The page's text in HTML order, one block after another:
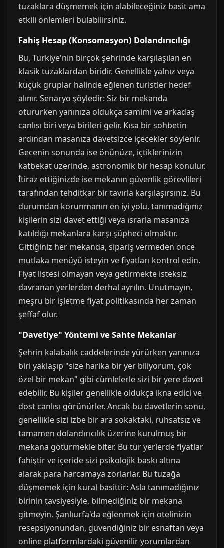
tuzaklara düşmemek için alabileceğiniz basit ama
etkili önlemleri bulabilirsiniz.
Fahiş Hesap (Konsomasyon) Dolandırıcılığı
Bu, Türkiye'nin birçok şehrinde karşılaşılan en
klasik tuzaklardan biridir. Genellikle yalnız veya
küçük gruplar halinde eğlenen turistler hedef
alınır. Senaryo şöyledir: Siz bir mekanda
otururken yanınıza oldukça samimi ve arkadaş
canlısı biri veya birileri gelir. Kısa bir sohbetin
ardından masanıza davetsizce içecekler söylenir.
Gecenin sonunda ise önünüze, içtiklerinizin
katbekat üzerinde, astronomik bir hesap konulur.
İtiraz ettiğinizde ise mekanın güvenlik görevlileri
tarafından tehditkar bir tavırla karşılaşırsınız. Bu
durumdan korunmanın en iyi yolu, tanımadığınız
kişilerin sizi davet ettiği veya ısrarla masanıza
katıldığı mekanlara karşı şüpheci olmaktır.
Gittiğiniz her mekanda, sipariş vermeden önce
mutlaka menüyü isteyin ve fiyatları kontrol edin.
Fiyat listesi olmayan veya getirmekte isteksiz
davranan yerlerden derhal ayrılın. Unutmayın,
meşru bir işletme fiyat politikasında her zaman
şeffaf olur.
"Davetiye" Yöntemi ve Sahte Mekanlar
Şehrin kalabalık caddelerinde yürürken yanınıza
biri yaklaşıp "size harika bir yer biliyorum, çok
özel bir mekan" gibi cümlelerle sizi bir yere davet
edebilir. Bu kişiler genellikle oldukça ikna edici ve
dost canlısı görünürler. Ancak bu davetlerin sonu,
genellikle sizi izbe bir ara sokaktaki, ruhsatsız ve
tamamen dolandırıcılık üzerine kurulmuş bir
mekana götürmekle biter. Bu tür yerlerde fiyatlar
fahiştir ve içeride sizi psikolojik baskı altına
alarak para harcamaya zorlarlar. Bu tuzağa
düşmemek için kural basittir: Asla tanımadığınız
birinin tavsiyesiyle, bilmediğiniz bir mekana
gitmeyin. Şanlıurfa'da eğlenmek için otelinizin
resepsiyonundan, güvendiğiniz bir esnaftan veya
online platformlardaki güvenilir yorumlardan